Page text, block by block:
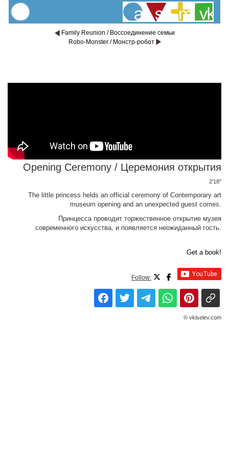
Family Reunion / Воссоединение семьи
Robo-Monster / Монстр-робот
Opening Ceremony / Церемония открытия
2'18"
The little princess helds an official ceremony of Contemporary art
museum opening and an unexpected guest comes.
Принцесса проводит торжественное открытие музея
современного искусства, и появляется неожиданный гость.
Get a book!
Follow:
© vkiselev.com